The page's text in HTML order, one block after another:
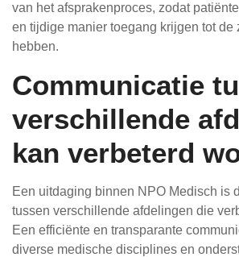
van het afsprakenproces, zodat
en tijdige manier toegang krijgen tot de
hebben.
Communicatie
verschillende
kan verbeterd
Een uitdaging binnen NPO Medisch is
tussen verschillende afdelingen die
Een efficiënte en transparante
diverse medische disciplines en